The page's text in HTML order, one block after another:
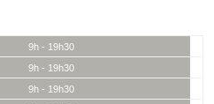
9h - 19h30
9h - 19h30
9h - 19h30